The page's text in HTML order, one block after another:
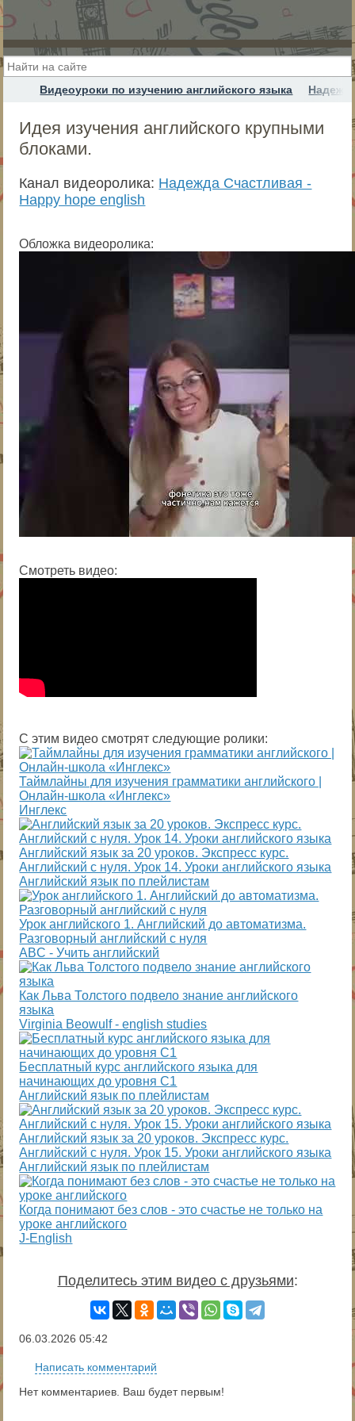
Видеоуроки по изучению английского языка
Идея изучения английского крупными
блоками.
Канал видеоролика: Надежда Cчастливая -
Happy hope english
Обложка видеоролика:
Смотреть видео:
С этим видео смотрят следующие ролики:
Таймлайны для изучения грамматики английского |
Онлайн-школа «Инглекс»
Инглекс
Английский язык за 20 уроков. Экспресс курс.
Английский с нуля. Урок 14. Уроки английского языка
Английский язык по плейлистам
Урок английского 1. Английский до автоматизма.
Разговорный английский с нуля
ABC - Учить английский
Как Льва Толстого подвело знание английского
языка
Virginia Beowulf - english studies
Бесплатный курс английского языка для
начинающих до уровня С1
Английский язык по плейлистам
Английский язык за 20 уроков. Экспресс курс.
Английский с нуля. Урок 15. Уроки английского языка
Английский язык по плейлистам
Когда понимают без слов - это счастье не только на
уроке английского
J-English
Поделитесь этим видео с друзьями:
06.03.2026 05:42
Написать комментарий
Нет комментариев. Ваш будет первым!